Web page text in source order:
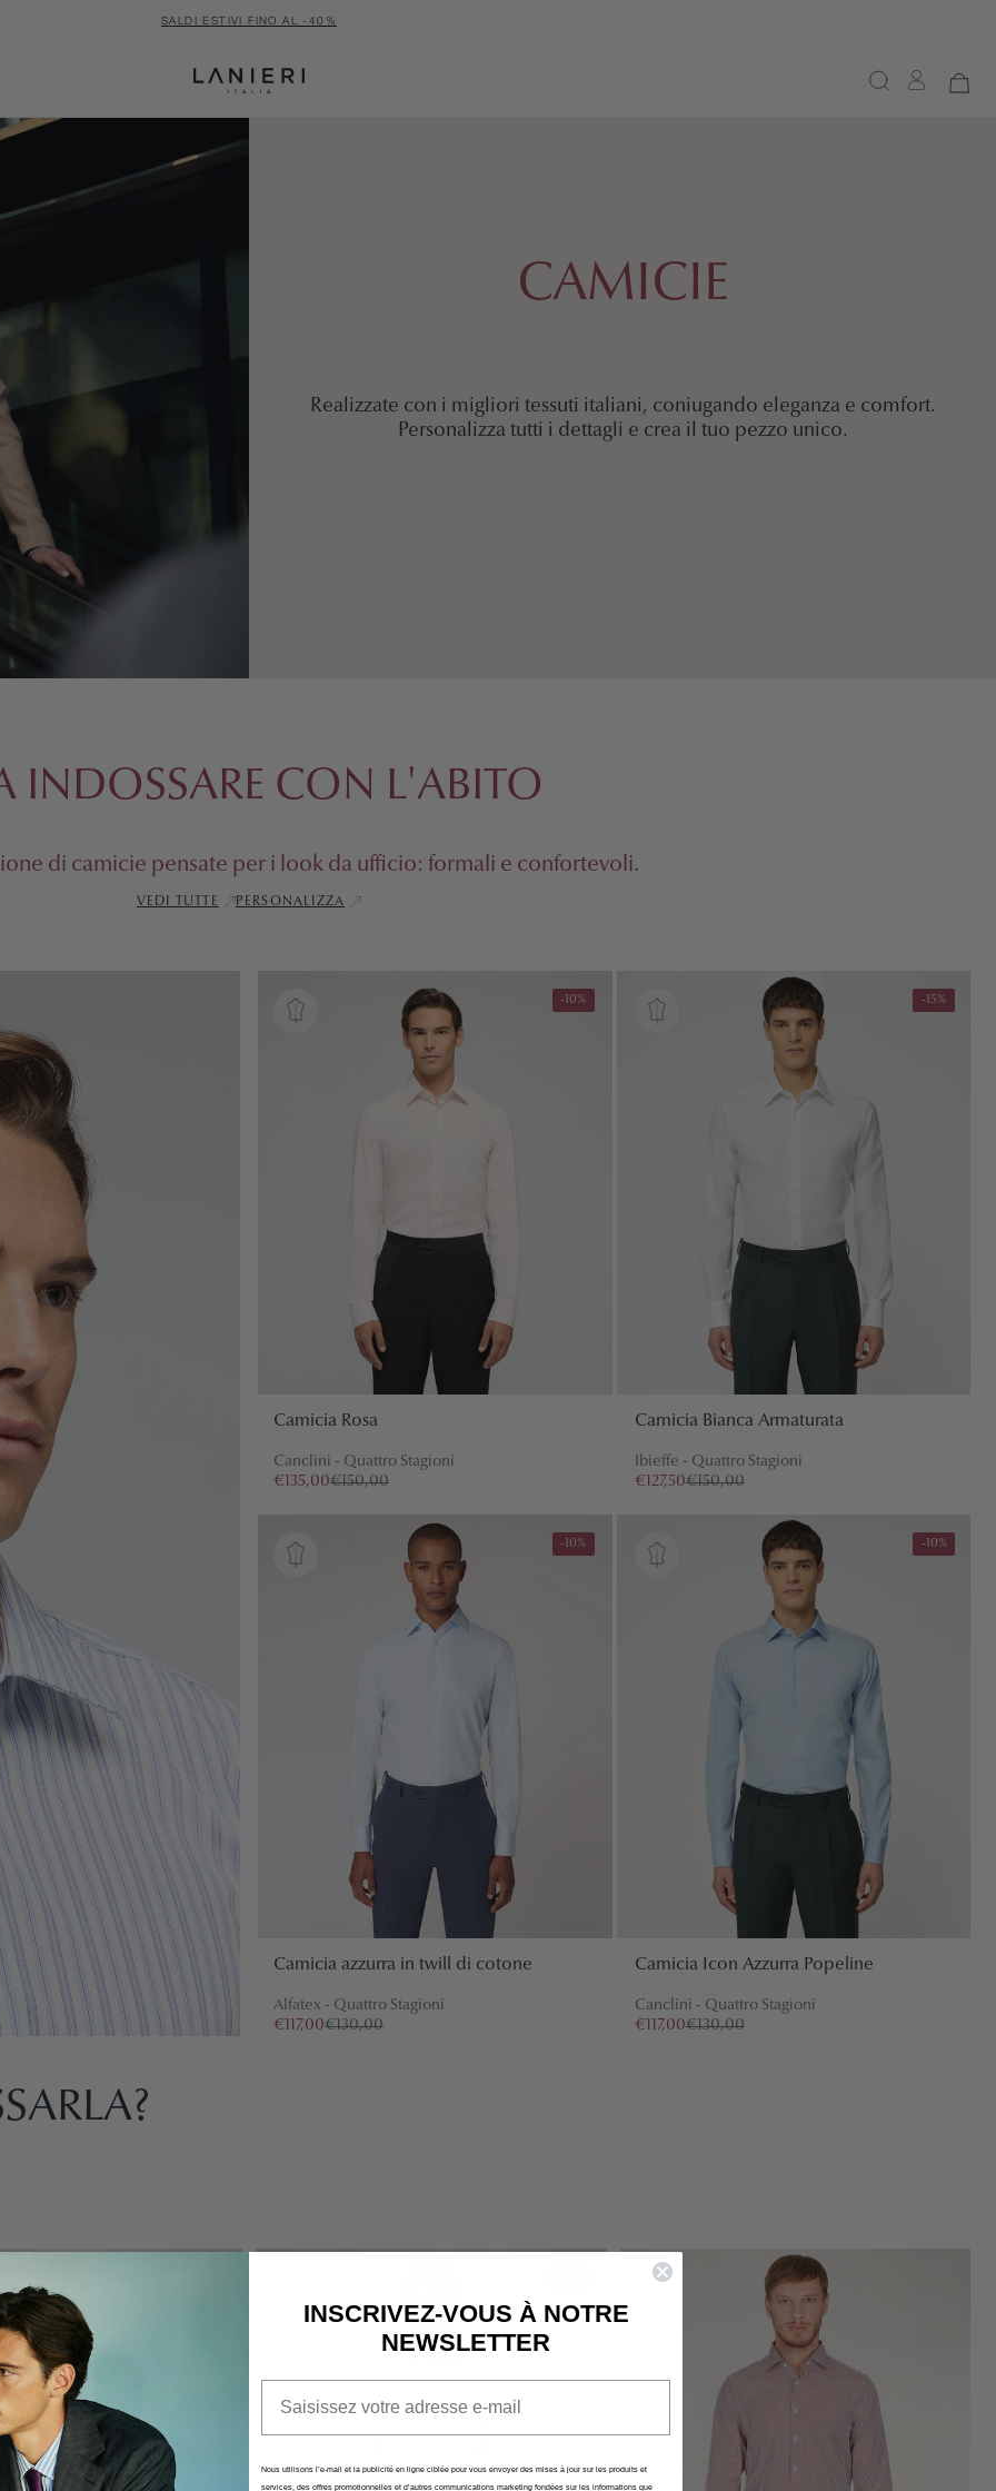
SALDI ESTIVI FINO AL -40%
CAMICIE
Realizzate con i migliori tessuti italiani, coniugando eleganza e comfort.
Personalizza tutti i dettagli e crea il tuo pezzo unico.
INDOSSARE CON L'ABITO
di camicie pensate per i look da ufficio: formali e confortevoli.
VEDI TUTTE PERSONALIZZA
-10%
Camicia Rosa
Canclini - Quattro Stagioni
€135,00€150,00
-15%
Camicia Bianca Armaturata
Ibieffe - Quattro Stagioni
€127,50€150,00
-10%
Camicia azzurra in twill di cotone
Alfatex - Quattro Stagioni
€117,00€130,00
-10%
Camicia Icon Azzurra Popeline
Canclini - Quattro Stagioni
€117,00€130,00
INSCRIVEZ-VOUS À NOTRE
NEWSLETTER
Nous utilisons l’e-mail et la publicité en ligne ciblée pour vous envoyer des mises à jour sur les produits et
services, des offres promotionnelles et d’autres communications marketing fondées sur les informations que